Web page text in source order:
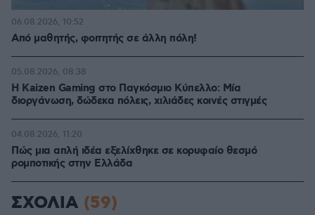
Από μαθητής, φοιτητής σε άλλη πόλη!
06.08.2026, 10:52
H Kaizen Gaming στο Παγκόσμιο Kύπελλο: Μία
διοργάνωση, δώδεκα πόλεις, χιλιάδες κοινές στιγμές
05.08.2026, 08:38
Πώς μια απλή ιδέα εξελίχθηκε σε κορυφαίο θεσμό
ρομποτικής στην Ελλάδα
04.08.2026, 11:20
ΣΧΟΛΙΑ (59)